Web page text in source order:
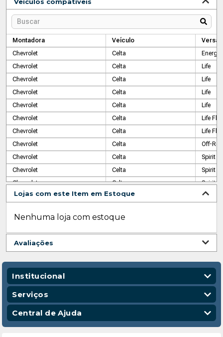
Montadora Veículo
Versão
Chevrolet
Celta
Energy
Chevrolet
Celta
Life
Chevrolet
Celta
Life
Chevrolet
Celta
Life
Chevrolet
Celta
Life
Chevrolet
Celta
Life
Chevrolet
Celta
Life
Chevrolet
Celta
Off-
Chevrolet
Celta
Spirit
Chevrolet
Celta
Spirit
Chevrolet
Celta
Spirit
Chevrolet
Celta
Spirit
Chevrolet
Celta
Chevrolet
Celta
Super
Chevrolet
Chevrolet
Celta
Super
Chevrolet
Super
Chevrolet
Celta
Super
Chevrolet
Super
Chevrolet
Super
Chevrolet
Classic
Lojas com este Item em Estoque
Nenhuma loja com estoque
Avaliações
Institucional
Quem Somos
Nossas Lojas
Código de Conduta
Serviços
Vendas Corporativas
Entregas
Central de Ajuda
Política de Privacidade